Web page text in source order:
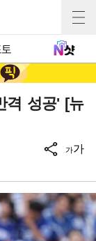
격 성공' [뉴
가가